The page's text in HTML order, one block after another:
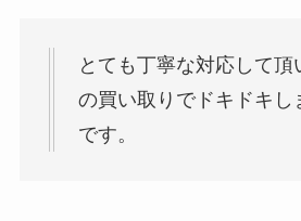
とても丁寧な対応して頂
の買い取りでドキドキし
です。